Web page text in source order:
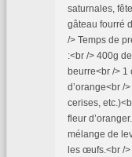
saturnales,
gâteau fourré
/> Temps de
:<br /> 400g
beurre<br /> 1
d’orange<br /
cerises,
fleur
mélange de
les œufs.<br /